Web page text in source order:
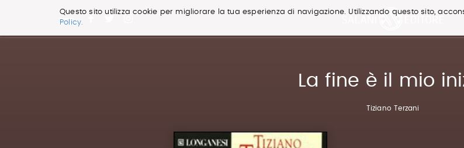
Questo sito utilizza cookie per migliorare la tua esperienza di navigazione. Utilizzando questo sito,
Policy.
La fine è il mio
Tiziano Terzani